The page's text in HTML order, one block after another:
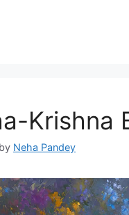
Krishna
by Neha Pandey